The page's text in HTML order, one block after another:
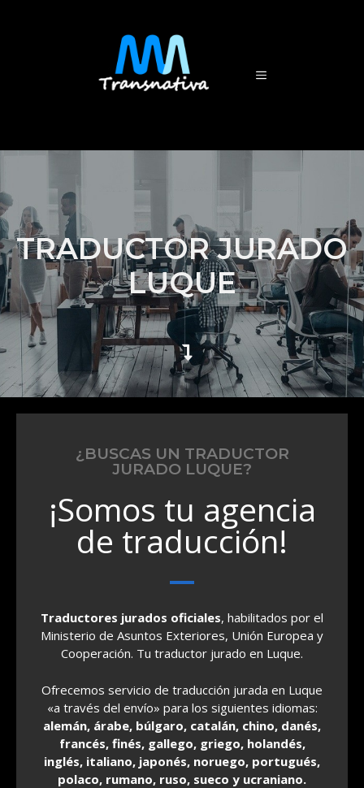
TRADUCTOR JURADO
LUQUE
¿BUSCAS UN TRADUCTOR
JURADO LUQUE?
¡Somos tu agencia
de traducción!
Traductores jurados oficiales, habilitados por el
Ministerio de Asuntos Exteriores, Unión Europea y
Cooperación. Tu traductor jurado en Luque.
Ofrecemos servicio de traducción jurada en Luque
«a través del envío» para los siguientes idiomas:
alemán, árabe, búlgaro, catalán, chino, danés,
francés, finés, gallego, griego, holandés,
inglés, italiano, japonés, noruego, portugués,
polaco, rumano, ruso, sueco y ucraniano.